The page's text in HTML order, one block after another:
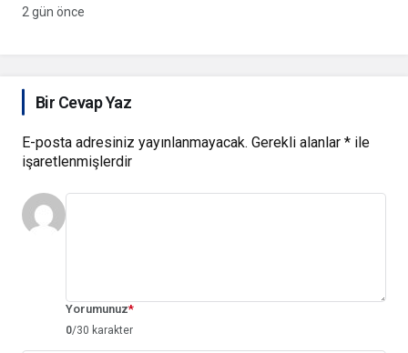
anında müdahale ediyor
2 gün önce
Bir Cevap Yaz
E-posta adresiniz yayınlanmayacak. Gerekli alanlar * ile
işaretlenmişlerdir
Yorumunuz*
0/30 karakter